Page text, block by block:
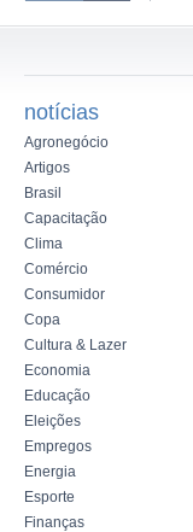
notícias
Agronegócio
Artigos
Brasil
Capacitação
Clima
Comércio
Consumidor
Copa
Cultura & Lazer
Economia
Educação
Eleições
Empregos
Energia
Esporte
Finanças